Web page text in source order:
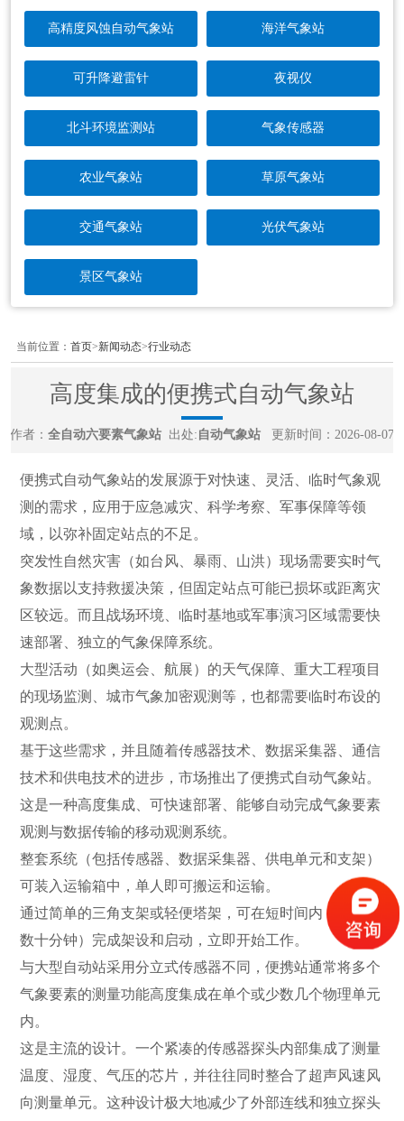
高精度风蚀自动气象站 海洋气象站
可升降避雷针 夜视仪
北斗环境监测站 气象传感器
农业气象站 草原气象站
交通气象站 光伏气象站
景区气象站
当前位置： 首页>新闻动态>行业动态
高度集成的便携式自动气象站
作者： 全自动六要素气象站 出处: 自动气象站 更新时间：2026-08-07
便携式自动气象站的发展源于对快速、灵活、临时气象观
测的需求，应用于应急减灾、科学考察、军事保障等领
域，以弥补固定站点的不足。
突发性自然灾害（如台风、暴雨、山洪）现场需要实时气
象数据以支持救援决策，但固定站点可能已损坏或距离灾
区较远。而且战场环境、临时基地或军事演习区域需要快
速部署、独立的气象保障系统。
大型活动（如奥运会、航展）的天气保障、重大工程项目
的现场监测、城市气象加密观测等，也都需要临时布设的
观测点。
基于这些需求，并且随着传感器技术、数据采集器、通信
技术和供电技术的进步，市场推出了便携式自动气象站。
这是一种高度集成、可快速部署、能够自动完成气象要素
观测与数据传输的移动观测系统。
整套系统（包括传感器、数据采集器、供电单元和支架）
可装入运输箱中，单人即可搬运和运输。
通过简单的三角支架或轻便塔架，可在短时间内（通常为
数十分钟）完成架设和启动，立即开始工作。
与大型自动站采用分立式传感器不同，便携站通常将多个
气象要素的测量功能高度集成在单个或少数几个物理单元
内。
这是主流的设计。一个紧凑的传感器探头内部集成了测量
温度、湿度、气压的芯片，并往往同时整合了超声风速风
向测量单元。这种设计极大地减少了外部连线和独立探头